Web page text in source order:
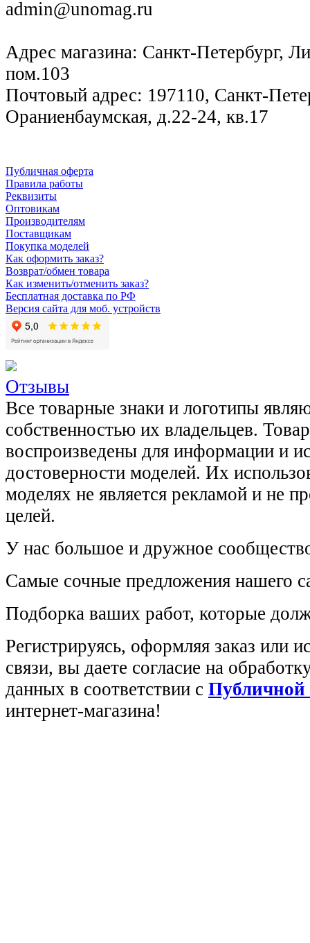
admin@unomag.ru
Адрес магазина: Санкт-Петербург,
пом.103
Почтовый адрес: 197110, Санкт-
Ораниенбаумская, д.22-24, кв.17
Публичная оферта
Правила работы
Реквизиты
Оптовикам
Производителям
Поставщикам
Покупка моделей
Как оформить заказ?
Возврат/обмен товара
Как изменить/отменить заказ?
Бесплатная доставка по РФ
Версия сайта для моб. устройств
Отзывы
Все товарные знаки и логотипы
собственностью их владельцев.
воспроизведены для информации и
достоверности моделей. Их
моделях не является рекламой и не
целей.
У нас большое и дружное
Самые сочные предложения нашего
Подборка ваших работ, которые
Регистрируясь, оформляя заказ или
связи, вы даете согласие на
данных в соответствии с Публичной
интернет-магазина!